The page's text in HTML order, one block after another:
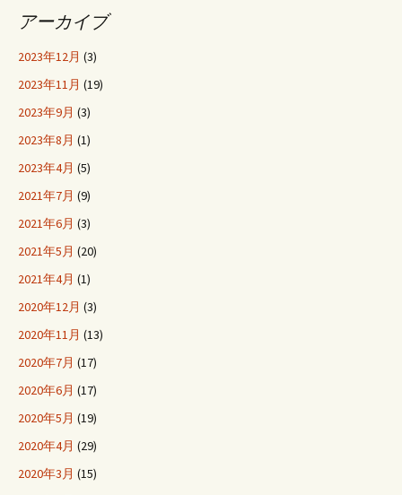
アーカイブ
2023年12月 (3)
2023年11月 (19)
2023年9月 (3)
2023年8月 (1)
2023年4月 (5)
2021年7月 (9)
2021年6月 (3)
2021年5月 (20)
2021年4月 (1)
2020年12月 (3)
2020年11月 (13)
2020年7月 (17)
2020年6月 (17)
2020年5月 (19)
2020年4月 (29)
2020年3月 (15)